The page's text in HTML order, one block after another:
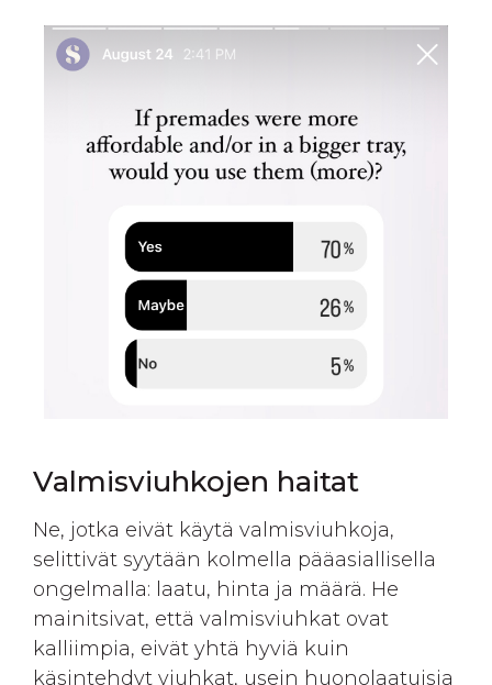
Valmisviuhkojen haitat
Ne, jotka eivät käytä valmisviuhkoja,
selittivät syytään kolmella pääasiallisella
ongelmalla: laatu, hinta ja määrä. He
mainitsivat, että valmisviuhkat ovat
kalliimpia, eivät yhtä hyviä kuin
käsintehdyt viuhkat, usein huonolaatuisia